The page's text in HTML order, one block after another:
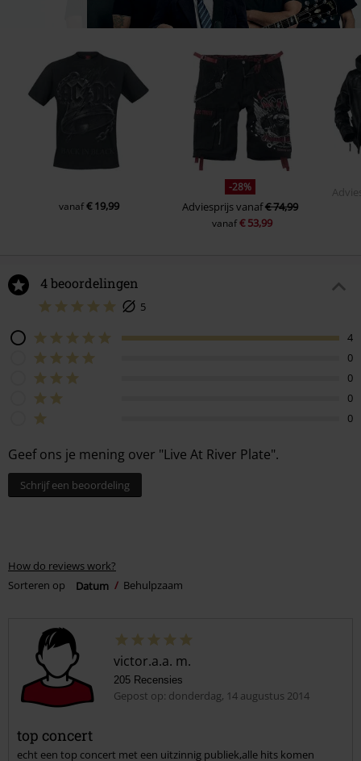
vanaf€ 19,99
-28%
Adviesprijsvanaf€ 74,99
vanaf€ 53,99
4 beoordelingen
5
4
0
0
0
0
Geef ons je mening over "Live At River Plate".
Schrijf een beoordeling
How do reviews work?
Sorteren op
Datum Behulpzaam
victor.a.a. m.
205 Recensies
Gepost op: donderdag, 14 augustus 2014
top concert
echt een top concert met een uitzinnig publiek,alle hits komen